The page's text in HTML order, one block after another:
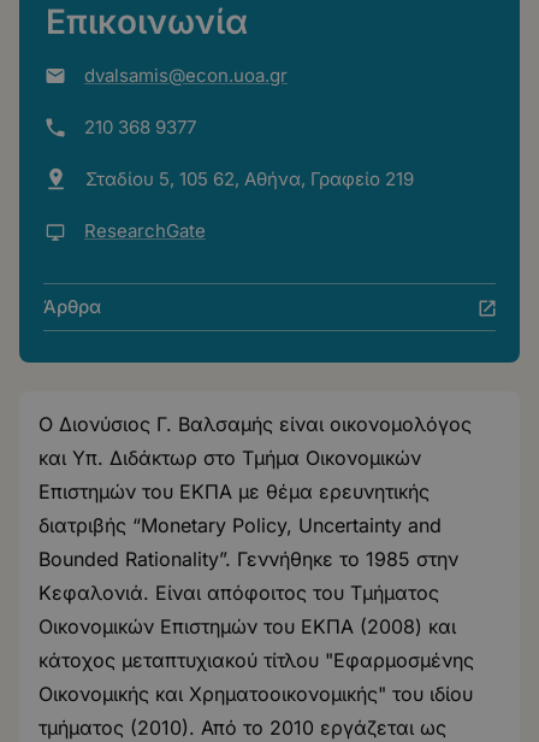
Επικοινωνία
dvalsamis@econ.uoa.gr
210 368 9377
Σταδίου 5, 105 62, Αθήνα, Γραφείο 219
ResearchGate
Άρθρα
Ο Διονύσιος Γ. Βαλσαμής είναι οικονομολόγος
και Υπ. Διδάκτωρ στο Τμήμα Οικονομικών
Επιστημών του ΕΚΠΑ με θέμα ερευνητικής
διατριβής “Monetary Policy, Uncertainty and
Bounded Rationality”. Γεννήθηκε το 1985 στην
Κεφαλονιά. Είναι απόφοιτος του Τμήματος
Οικονομικών Επιστημών του ΕΚΠΑ (2008) και
κάτοχος μεταπτυχιακού τίτλου "Εφαρμοσμένης
Οικονομικής και Χρηματοοικονομικής" του ιδίου
τμήματος (2010). Από το 2010 εργάζεται ως